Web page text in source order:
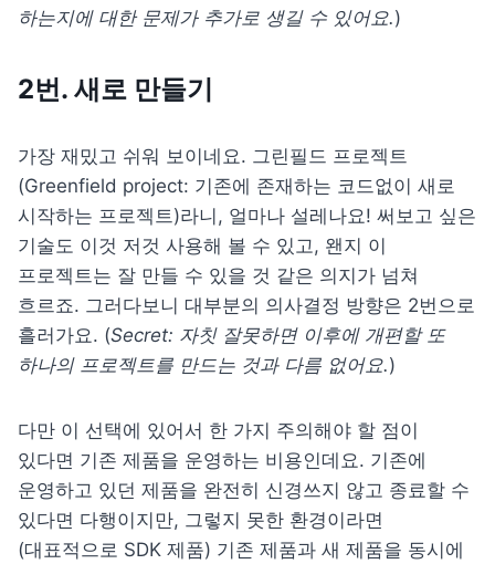
하는지에 대한 문제가 추가로 생길 수 있어요.)
2번. 새로 만들기
가장 재밌고 쉬워 보이네요. 그린필드 프로젝트
(Greenfield project: 기존에 존재하는 코드없이 새로
시작하는 프로젝트)라니, 얼마나 설레나요! 써보고 싶은
기술도 이것 저것 사용해 볼 수 있고, 왠지 이
프로젝트는 잘 만들 수 있을 것 같은 의지가 넘쳐
흐르죠. 그러다보니 대부분의 의사결정 방향은 2번으로
흘러가요. (Secret: 자칫 잘못하면 이후에 개편할 또
하나의 프로젝트를 만드는 것과 다름 없어요.)
다만 이 선택에 있어서 한 가지 주의해야 할 점이
있다면 기존 제품을 운영하는 비용인데요. 기존에
운영하고 있던 제품을 완전히 신경쓰지 않고 종료할 수
있다면 다행이지만, 그렇지 못한 환경이라면
(대표적으로 SDK 제품) 기존 제품과 새 제품을 동시에